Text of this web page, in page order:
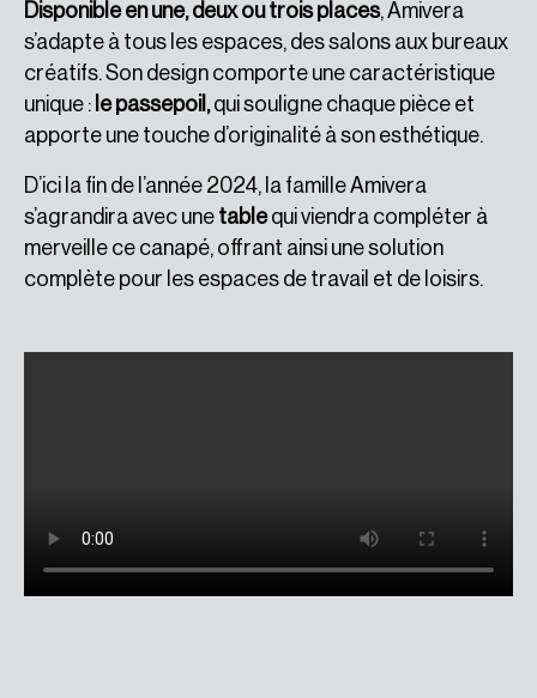
Disponible en une, deux ou trois places, Amivera
s’adapte à tous les espaces, des salons aux bureaux
créatifs. Son design comporte une caractéristique
unique : le passepoil,qui souligne chaque pièce et
apporte une touche d’originalité à son esthétique.
D’ici la fin de l’année 2024, la famille Amivera
s’agrandira avec une tablequi viendra compléter à
merveille ce canapé, offrant ainsi une solution
complète pour les espaces de travail et de loisirs.